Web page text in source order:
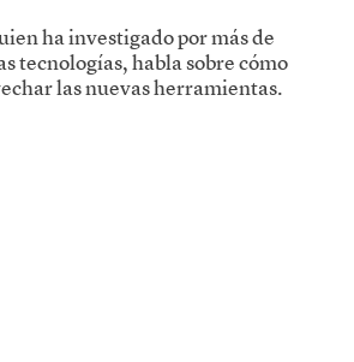
ha investigado por más de
tecnologías, habla sobre cómo
las nuevas herramientas.